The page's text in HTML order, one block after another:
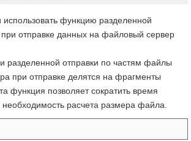
использовать функцию разделенной
при отправке данных на файловый сервер
отправки по частям файлы
при отправке делятся на фрагменты
функция позволяет сократить время
расчета размера файла.